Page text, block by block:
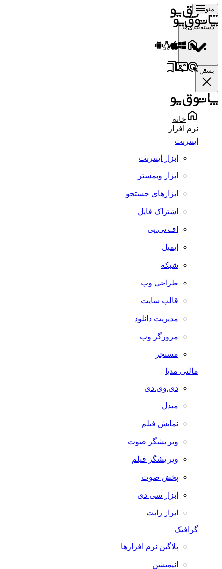
منو
دسته‌بندی‌ها
بستن
خانه
نرم افزار
اینترنت
ابزار اینترنت
ابزار وبمستر
ابزارهای جستجو
اشتراک فایل
اف.تی.پی
ایمیل
شبکه
طراحی وب
قالب سایت
مدیریت دانلود
مرورگر وب
مسنجر
مالتی مدیا
دی.وی.دی
مبدل
نمایش فیلم
ویرایشگر صوت
ویرایشگر فیلم
پخش صوت
ابزار سی دی
ابزار رایت
گرافیک
پلاگین نرم افزارها
انیمیشن